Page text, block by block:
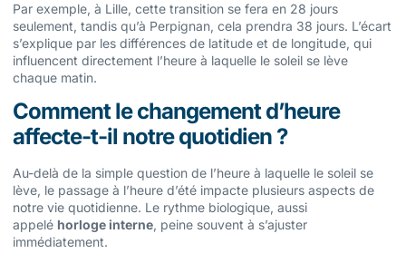
Par exemple, à Lille, cette transition se fera en 28 jours
seulement, tandis qu’à Perpignan, cela prendra 38 jours. L’écart
s’explique par les différences de latitude et de longitude, qui
influencent directement l’heure à laquelle le soleil se lève
chaque matin.
Comment le changement d’heure
affecte-t-il notre quotidien ?
Au-delà de la simple question de l’heure à laquelle le soleil se
lève, le passage à l’heure d’été impacte plusieurs aspects de
notre vie quotidienne. Le rythme biologique, aussi
appelé horloge interne, peine souvent à s’ajuster
immédiatement.